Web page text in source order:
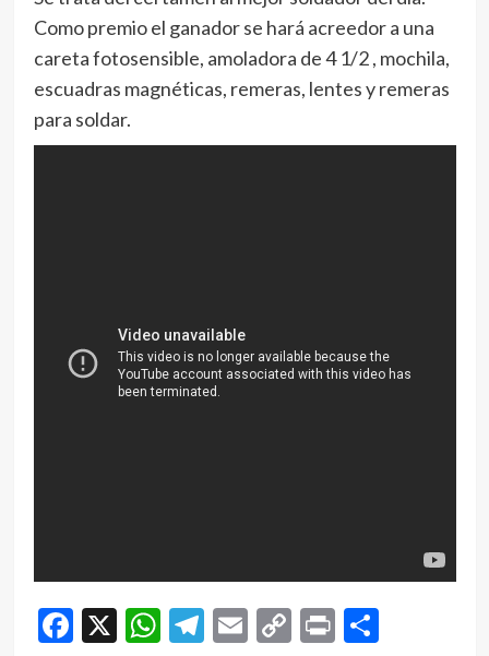
Como premio el ganador se hará acreedor a una
careta fotosensible, amoladora de 4 1/2 , mochila,
escuadras magnéticas, remeras, lentes y remeras
para soldar.
Facebook
X WhatsApp
Telegram
EmailCopy
Print